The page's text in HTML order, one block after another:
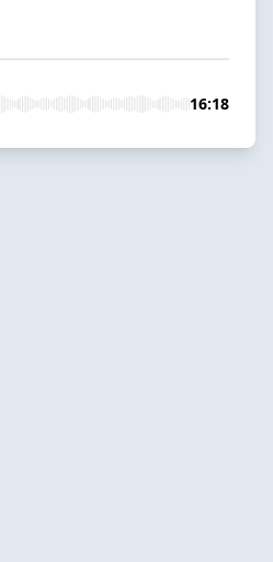
16:18